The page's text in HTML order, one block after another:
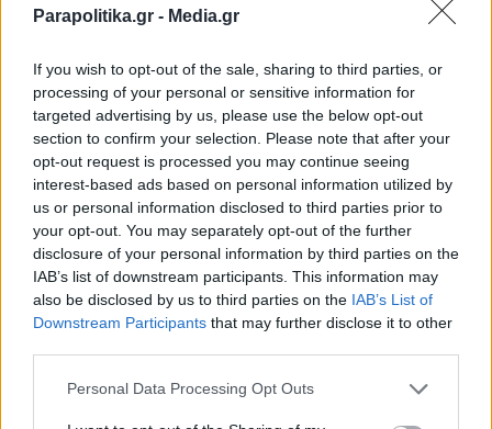
Parapolitika.gr - Media.gr
If you wish to opt-out of the sale, sharing to third parties, or
processing of your personal or sensitive information for
targeted advertising by us, please use the below opt-out
section to confirm your selection. Please note that after your
opt-out request is processed you may continue seeing
interest-based ads based on personal information utilized by
us or personal information disclosed to third parties prior to
your opt-out. You may separately opt-out of the further
disclosure of your personal information by third parties on the
IAB’s list of downstream participants. This information may
also be disclosed by us to third parties on the IAB’s List of
Downstream Participants that may further disclose it to other
Personal Data Processing Opt Outs
ΘΕΑΤΡΟ υποδέχτηκε τα τίμια ΛΕΙΨΑΝΑ
Μαρίας Μαγδαληνής. Μας περιμένουν
όλους να προσκυνήσουμε κ να λάβουμε την
ευλογία των Αγίων, που θα παραμείνουν
στο Ναό μέχρι το μεσημέρι της Κυριακής
21 Δεκεμβρίου.
♬ original sound - MYRIELLA 𓂃 ࣪˖
Κουρεντή ψάλλει το «Κύριε Ελέησον».
Εγγραφή στο newsletter